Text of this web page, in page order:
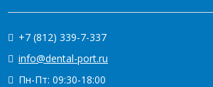
+7 (812) 339-7-337
info@dental-port.ru
Пн-Пт: 09:30-18:00